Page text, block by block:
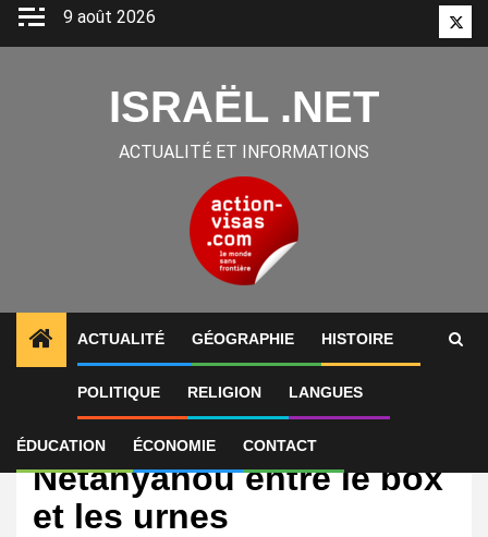
Aller
9 août 2026
ISRAËL .NET
ACTUALITÉ ET INFORMATIONS
ACTUALITÉ GÉOGRAPHIE HISTOIRE
POLITIQUE RELIGION LANGUES
ÉDUCATION ÉCONOMIE CONTACT
International
Israël : « Bibi »
Netanyahou entre le box
et les urnes